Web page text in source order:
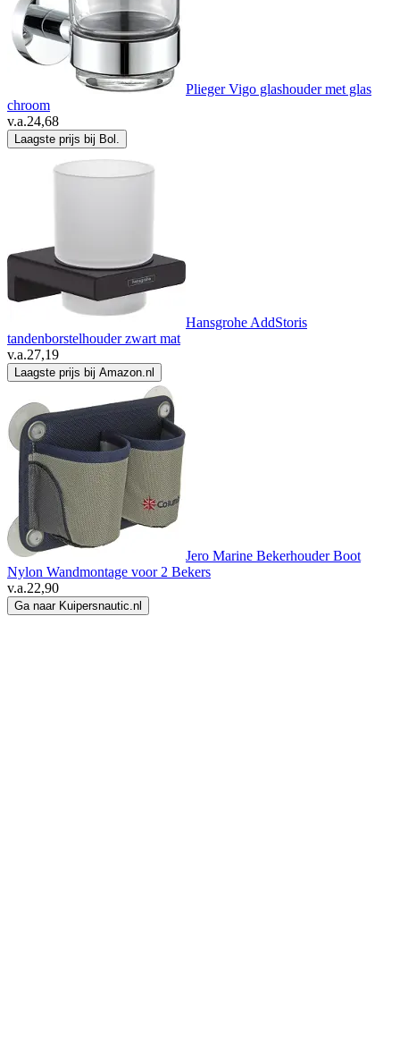
Plieger Vigo glashouder met glas
chroom
v.a.24,68
Laagste prijs bij Bol.
Hansgrohe AddStoris
tandenborstelhouder zwart mat
v.a.27,19
Laagste prijs bij Amazon.nl
Jero Marine Bekerhouder Boot
Nylon Wandmontage voor 2 Bekers
v.a.22,90
Ga naar Kuipersnautic.nl